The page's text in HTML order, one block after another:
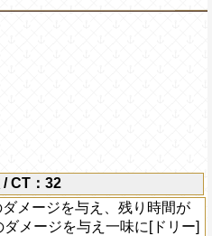
/ CT：32
メージを与え、残り時間が
メージを与え一味に[ドリー]